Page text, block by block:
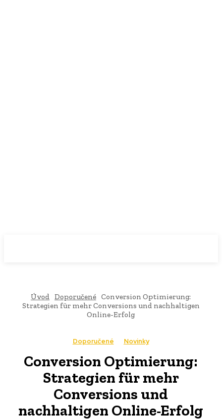
Úvod Doporučené Conversion Optimierung:
Strategien für mehr Conversions und nachhaltigen
Online-Erfolg
Doporučené Novinky
Conversion Optimierung:
Strategien für mehr
Conversions und
nachhaltigen Online-Erfolg